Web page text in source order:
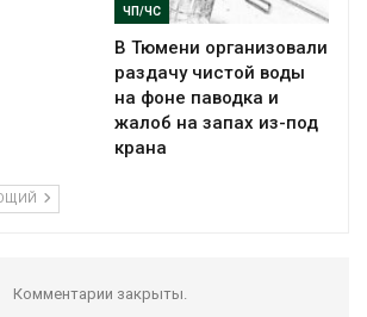
ЧП/ЧС
В Тюмени организовали
раздачу чистой воды
на фоне паводка и
жалоб на запах из-под
крана
Комментарии закрыты.